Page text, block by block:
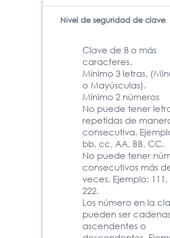
Nivel de seguridad de clave
Clave de 8 o más
caracteres.
Mínimo 3 letras.
o Mayúsculas).
Mínimo 2 números
No puede tener
repetidas de
consecutiva.
bb, cc, AA, BB, CC.
No puede tener
consecutivos más
veces. Ejemplo: 111,
222.
Los número en la
pueden ser cadenas
ascendentes o